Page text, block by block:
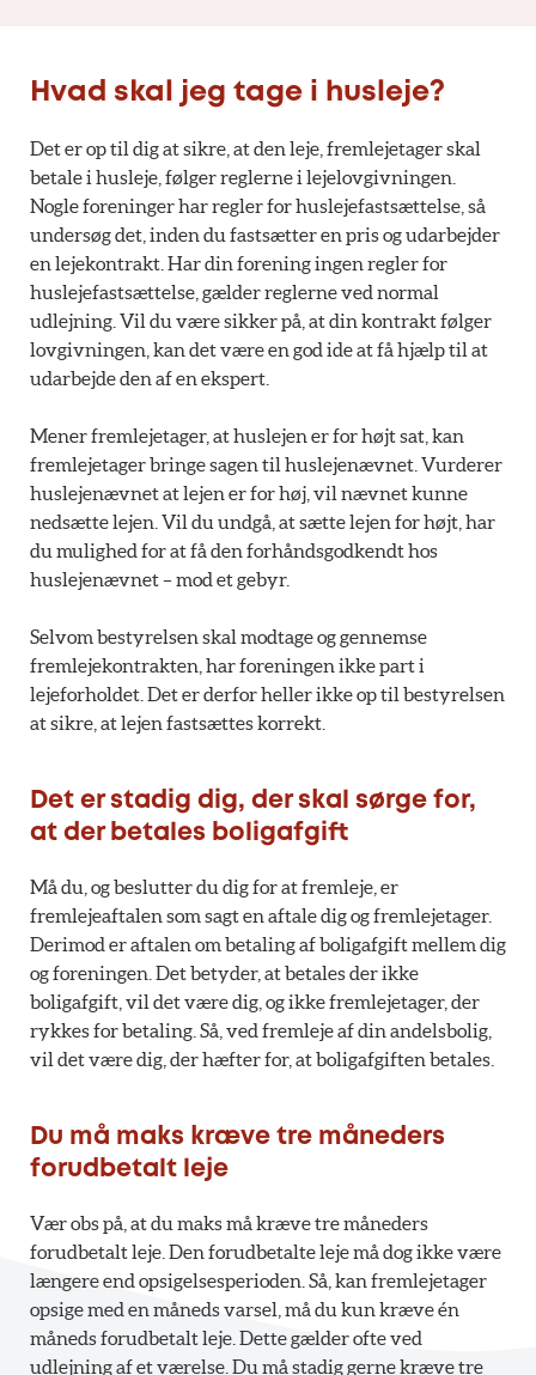
Hvad skal jeg tage i husleje?
Det er op til dig at sikre, at den leje, fremlejetager skal
betale i husleje, følger reglerne i lejelovgivningen.
Nogle foreninger har regler for huslejefastsættelse, så
undersøg det, inden du fastsætter en pris og udarbejder
en lejekontrakt. Har din forening ingen regler for
huslejefastsættelse, gælder reglerne ved normal
udlejning. Vil du være sikker på, at din kontrakt følger
lovgivningen, kan det være en god ide at få hjælp til at
udarbejde den af en ekspert.
Mener fremlejetager, at huslejen er for højt sat, kan
fremlejetager bringe sagen til huslejenævnet. Vurderer
huslejenævnet at lejen er for høj, vil nævnet kunne
nedsætte lejen. Vil du undgå, at sætte lejen for højt, har
du mulighed for at få den forhåndsgodkendt hos
huslejenævnet – mod et gebyr.
Selvom bestyrelsen skal modtage og gennemse
fremlejekontrakten, har foreningen ikke part i
lejeforholdet. Det er derfor heller ikke op til bestyrelsen
at sikre, at lejen fastsættes korrekt.
Det er stadig dig, der skal sørge for,
at der betales boligafgift
Må du, og beslutter du dig for at fremleje, er
fremlejeaftalen som sagt en aftale dig og fremlejetager.
Derimod er aftalen om betaling af boligafgift mellem dig
og foreningen. Det betyder, at betales der ikke
boligafgift, vil det være dig, og ikke fremlejetager, der
rykkes for betaling. Så, ved fremleje af din andelsbolig,
vil det være dig, der hæfter for, at boligafgiften betales.
Du må maks kræve tre måneders
forudbetalt leje
Vær obs på, at du maks må kræve tre måneders
forudbetalt leje. Den forudbetalte leje må dog ikke være
længere end opsigelsesperioden. Så, kan fremlejetager
opsige med en måneds varsel, må du kun kræve én
måneds forudbetalt leje. Dette gælder ofte ved
udlejning af et værelse. Du må stadig gerne kræve tre